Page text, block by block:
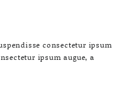
consectetur ipsum
ipsum augue, a